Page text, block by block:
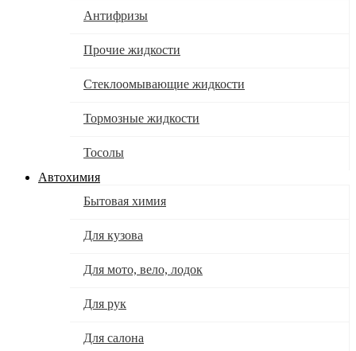
Антифризы
Прочие жидкости
Стеклоомывающие жидкости
Тормозные жидкости
Тосолы
Автохимия
Бытовая химия
Для кузова
Для мото, вело, лодок
Для рук
Для салона